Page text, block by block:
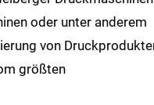
oder unter anderem
von
größten